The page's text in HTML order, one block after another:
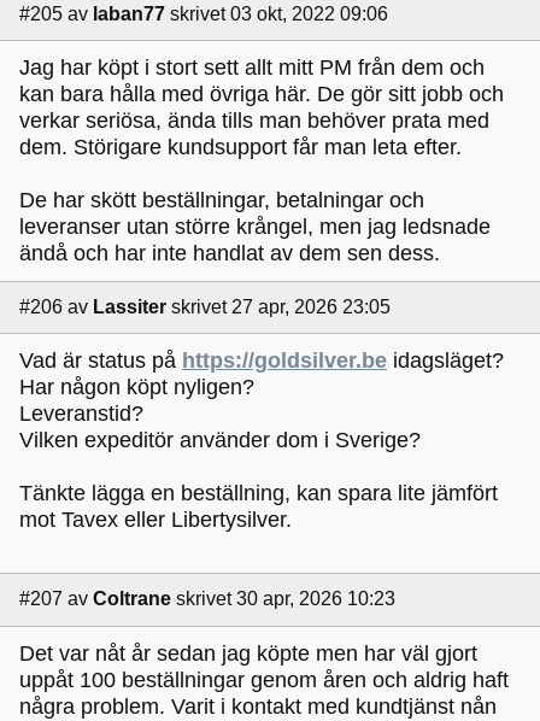
#205 av laban77 skrivet 03 okt, 2022 09:06
Jag har köpt i stort sett allt mitt PM från dem och
kan bara hålla med övriga här. De gör sitt jobb och
verkar seriösa, ända tills man behöver prata med
dem. Störigare kundsupport får man leta efter.
De har skött beställningar, betalningar och
leveranser utan större krångel, men jag ledsnade
ändå och har inte handlat av dem sen dess.
#206 av Lassiter skrivet 27 apr, 2026 23:05
Vad är status på https://goldsilver.be idagsläget?
Har någon köpt nyligen?
Leveranstid?
Vilken expeditör använder dom i Sverige?
Tänkte lägga en beställning, kan spara lite jämfört
mot Tavex eller Libertysilver.
#207 av Coltrane skrivet 30 apr, 2026 10:23
Det var nåt år sedan jag köpte men har väl gjort
uppåt 100 beställningar genom åren och aldrig haft
några problem. Varit i kontakt med kundtjänst nån